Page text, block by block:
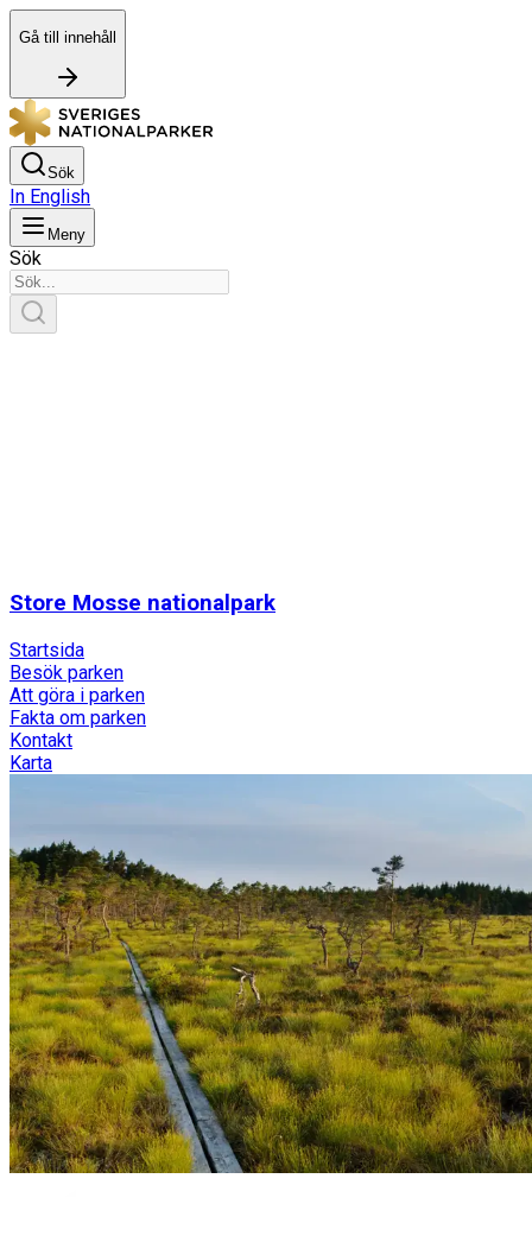
Gå till innehåll
Sök
In English
Meny
Sök
Store Mosse nationalpark
Startsida
Besök parken
Att göra i parken
Fakta om parken
Kontakt
Karta